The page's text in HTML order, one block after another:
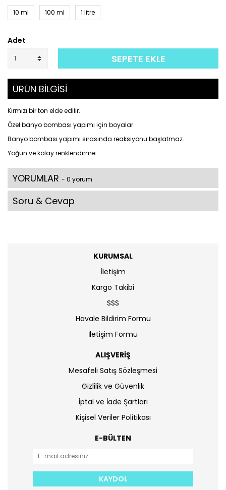
10 ml 100 ml 1 litre
Adet
SEPETE EKLE
ÜRÜN BİLGİSİ
Kırmızı bir ton elde edilir.
Özel banyo bombası yapımı için boyalar.
Banyo bombası yapımı sırasında reaksiyonu başlatmaz.
Yoğun ve kolay renklendirme.
YORUMLAR - 0 yorum
Soru & Cevap
KURUMSAL
İletişim
Kargo Takibi
SSS
Havale Bildirim Formu
İletişim Formu
ALIŞVERİŞ
Mesafeli Satış Sözleşmesi
Gizlilik ve Güvenlik
İptal ve İade Şartları
Kişisel Veriler Politikası
E-BÜLTEN
KAYDOL